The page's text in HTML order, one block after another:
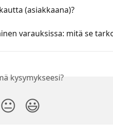
(asiakkaana)?
varauksissa: mitä se
kysymykseesi?
😐 😃